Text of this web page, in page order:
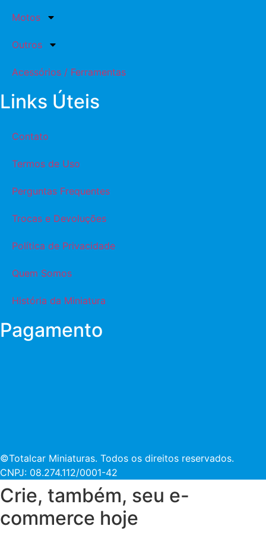
Motos
Outros
Acessórios / Ferramentas
Links Úteis
Contato
Termos de Uso
Perguntas Frequentes
Trocas e Devoluções
Política de Privacidade
Quem Somos
História da Miniatura
Pagamento
©Totalcar Miniaturas. Todos os direitos reservados.
CNPJ: 08.274.112/0001-42
Crie, também, seu e-
commerce hoje